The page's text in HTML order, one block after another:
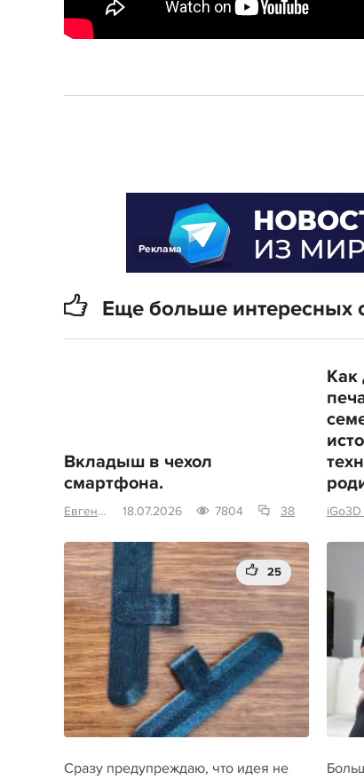
Еще больше интересных
Вкладыш в чехол
смартфона.
Евгениваныч 18.07.2026 7804 38
25
Сразу предупреждаю, что идея не
Как
Реклама